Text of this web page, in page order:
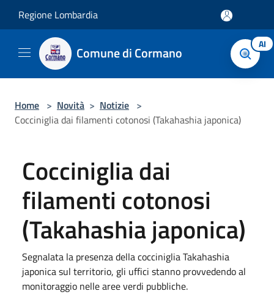
Regione Lombardia
Comune di Cormano AI
Home > Novità > Notizie >
Cocciniglia dai filamenti cotonosi (Takahashia japonica)
Cocciniglia dai
filamenti cotonosi
(Takahashia japonica)
Segnalata la presenza della cocciniglia Takahashia
japonica sul territorio, gli uffici stanno provvedendo al
monitoraggio nelle aree verdi pubbliche.